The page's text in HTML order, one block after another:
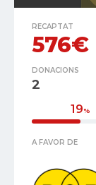
RECAPTAT
576€
DONACIONS
2
19%
A FAVOR DE